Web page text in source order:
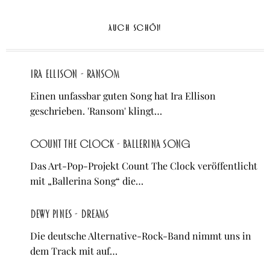
AUCH SCHÖN
Ira Ellison - Ransom
Einen unfassbar guten Song hat Ira Ellison
geschrieben. 'Ransom' klingt…
Count The Clock - Ballerina Song
Das Art-Pop-Projekt Count The Clock veröffentlicht
mit „Ballerina Song“ die…
Dewy Pines - Dreams
Die deutsche Alternative-Rock-Band nimmt uns in
dem Track mit auf…